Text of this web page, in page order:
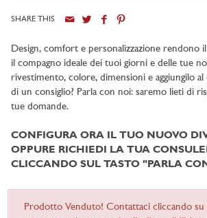
SHARE THIS
Design, comfort e personalizzazione rendono
il compagno ideale dei tuoi giorni e delle tue
rivestimento, colore, dimensioni e aggiungilo
di un consiglio? Parla con noi: saremo lieti di
tue domande.
CONFIGURA ORA IL TUO NUOVO
OPPURE RICHIEDI LA TUA
CLICCANDO SUL TASTO "PARLA
Prodotto Venduto! Contattaci cliccando